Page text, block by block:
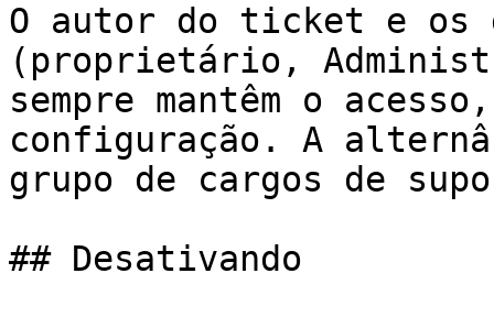
O autor do ticket e os
(proprietário,
sempre mantêm o
configuração. A
grupo de cargos de
## Desativando